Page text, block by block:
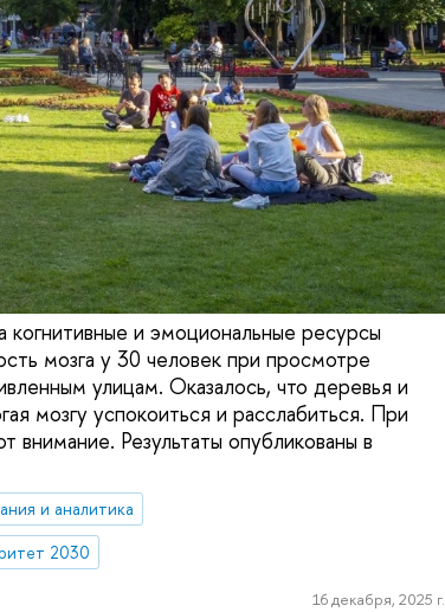
и эмоциональные ресурсы
мозга у 30 человек при просмотре
улицам. Оказалось, что деревья и
мозгу успокоиться и расслабиться. При
внимание. Результаты опубликованы в
и аналитика
2030
16 декабря, 2025 г.